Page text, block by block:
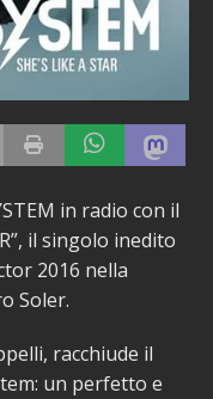
in radio con il
il singolo inedito
2016 nella
Soler.
racchiude il
un perfetto e